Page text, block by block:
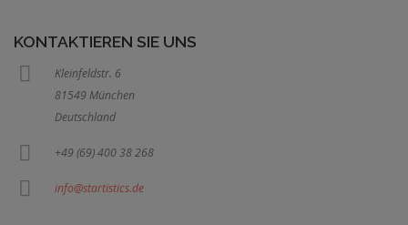
KONTAKTIEREN SIE UNS
Kleinfeldstr. 6
81549 München
Deutschland
+49 (69) 400 38 268
info@startistics.de